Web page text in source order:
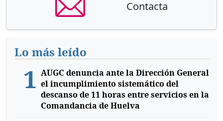
Contacta
Lo más leído
1 AUGC denuncia ante la Dirección General
el incumplimiento sistemático del
descanso de 11 horas entre servicios en la
Comandancia de Huelva